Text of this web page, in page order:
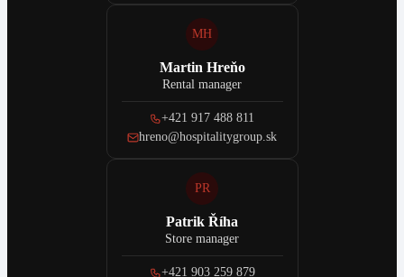
MH
Martin Hreňo
Rental manager
+421 917 488 811
hreno@hospitalitygroup.sk
PR
Patrik Říha
Store manager
+421 903 259 879